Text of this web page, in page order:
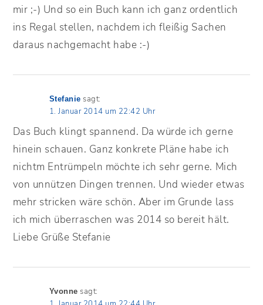
mir ;-) Und so ein Buch kann ich ganz ordentlich
ins Regal stellen, nachdem ich fleißig Sachen
daraus nachgemacht habe :-)
Stefanie sagt:
1. Januar 2014 um 22:42 Uhr
Das Buch klingt spannend. Da würde ich gerne
hinein schauen. Ganz konkrete Pläne habe ich
nichtm Entrümpeln möchte ich sehr gerne. Mich
von unnützen Dingen trennen. Und wieder etwas
mehr stricken wäre schön. Aber im Grunde lass
ich mich überraschen was 2014 so bereit hält.
Liebe Grüße Stefanie
Yvonne sagt: